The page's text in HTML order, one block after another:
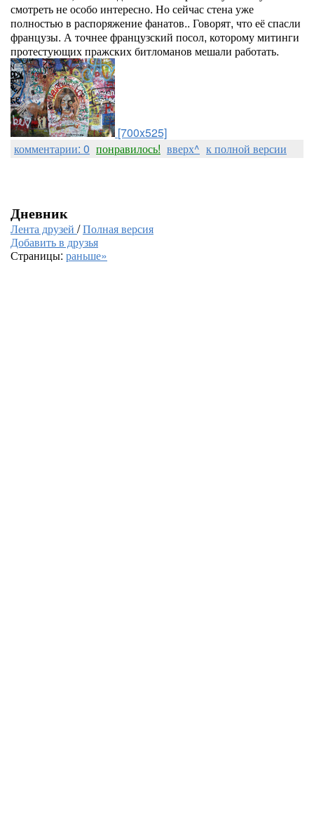
смотреть не особо интересно. Но сейчас стена уже
полностью в распоряжение фанатов.. Говорят, что её спасли
французы. А точнее французский посол, которому митинги
протестующих пражских битломанов мешали работать.
[700x525]
комментарии: 0 понравилось! вверх^ к полной версии
Дневник
Лента друзей /Полная версия
Добавить в друзья
Страницы: раньше»